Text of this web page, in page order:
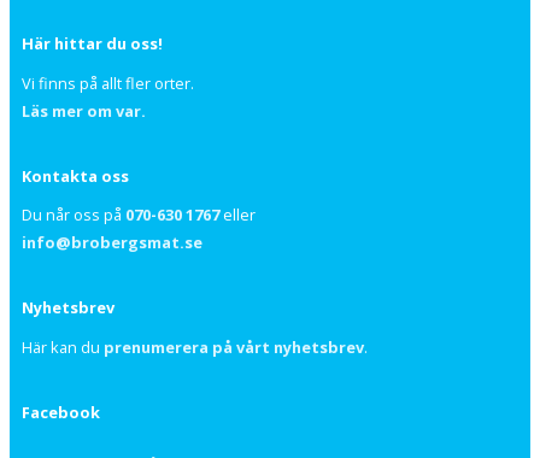
Här hittar du oss!
Vi finns på allt fler orter.
Läs mer om var.
Kontakta oss
Du når oss på 070-630 1767eller
info@brobergsmat.se
Nyhetsbrev
Här kan du prenumerera på vårt nyhetsbrev.
Facebook